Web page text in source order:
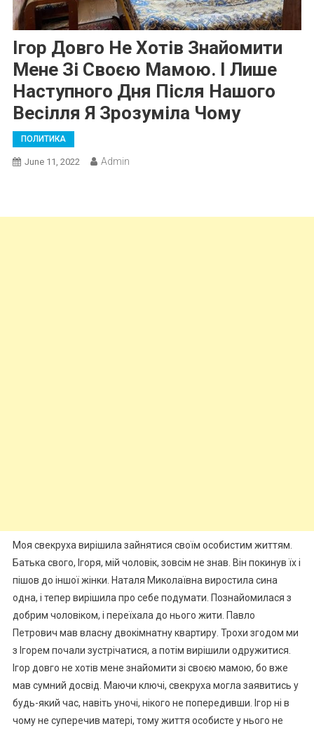
Ігор Довго Не Хотів Знайомити
Мене Зі Своєю Мамою. І Лише
Наступного Дня Після Нашого
Весілля Я Зрозуміла Чому
ПОЛИТИКА
June 11, 2022 Admin
Моя свекруха вирішила зайнятися своїм особистим життям.
Батька свого, Ігоря, мій чоловік, зовсім не знав. Він покинув їх і
пішов до іншої жінки. Наталя Миколаївна виростила сина
одна, і тепер вирішила про себе подумати. Познайомилася з
добрим чоловіком, і переїхала до нього жити. Павло
Петрович мав власну двокімнатну квартиру. Трохи згодом ми
з Ігорем почали зустрічатися, а потім вирішили одружитися.
Ігор довго не хотів мене знайомити зі своєю мамою, бо вже
мав сумний досвід. Маючи ключі, свекруха могла заявитись у
будь-який час, навіть уночі, нікого не попередивши. Ігор ні в
чому не суперечив матері, тому життя особисте у нього не